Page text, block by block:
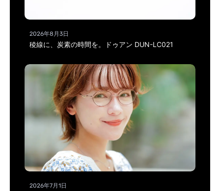
2026年8月3日
稜線に、炭素の時間を。ドゥアン DUN-LC021
2026年7月1日